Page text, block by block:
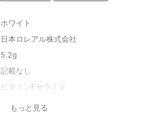
ホワイト
日本ロレアル株式会社
5.2g
記載なし
ビタミンEセラミド
もっと見る